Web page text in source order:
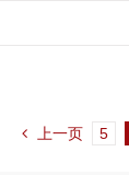
上一页 5